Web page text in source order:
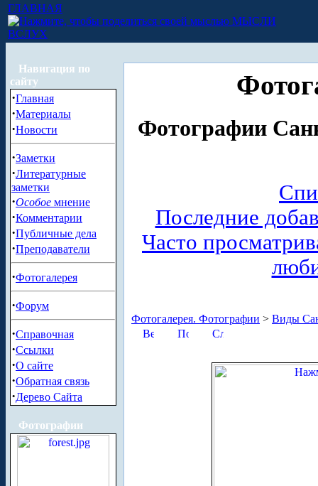
ГЛАВНАЯ
МЫСЛИ
ВСЛУХ
Навигация по
сайту
·Главная
·Материалы
·Новости
·Заметки
·Литературные
заметки
·Особое мнение
·Комментарии
·Публичные дела
·Преподаватели
·Фотогалерея
·Форум
·Справочная
·Ссылки
·О сайте
·Обратная связь
·Дерево Сайта
Фотографии
Фотографии
Последние
Часто
Фотогалерея. Фотографии > Виды